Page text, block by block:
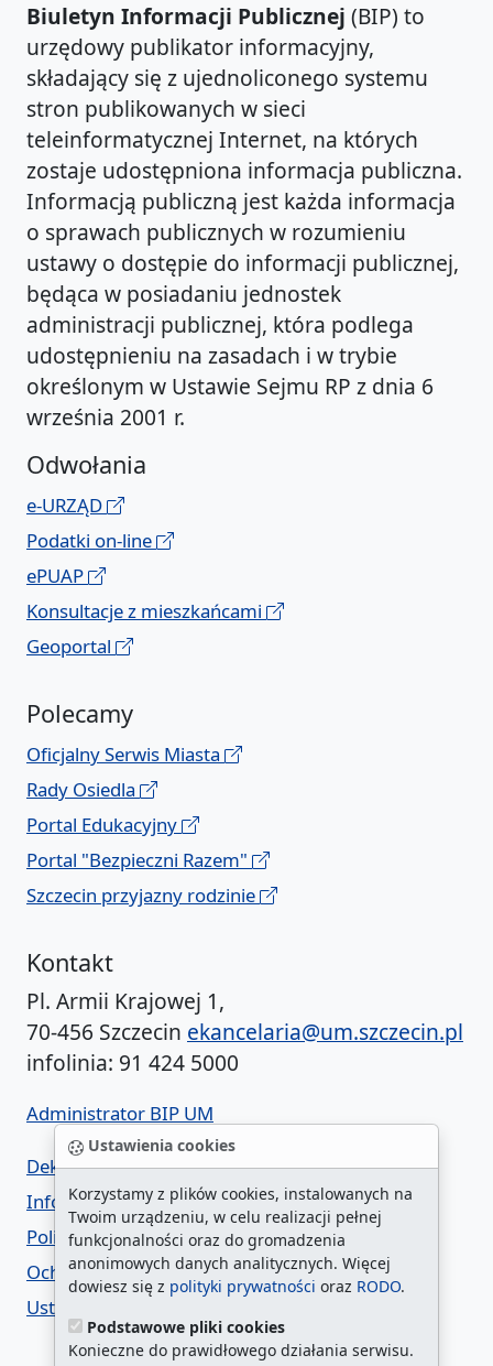
Ustawienia cookies
Korzystamy z plików cookies, instalowanych na
Twoim urządzeniu, w celu realizacji pełnej
funkcjonalności oraz do gromadzenia
anonimowych danych analitycznych. Więcej
dowiesz się z polityki prywatności oraz RODO.
Podstawowe pliki cookies
Konieczne do prawidłowego działania serwisu.
Biuletyn Informacji Publicznej (BIP) to
urzędowy publikator informacyjny,
składający się z ujednoliconego systemu
stron publikowanych w sieci
teleinformatycznej Internet, na których
zostaje udostępniona informacja publiczna.
Informacją publiczną jest każda informacja
o sprawach publicznych w rozumieniu
ustawy o dostępie do informacji publicznej,
będąca w posiadaniu jednostek
administracji publicznej, która podlega
udostępnieniu na zasadach i w trybie
określonym w Ustawie Sejmu RP z dnia 6
września 2001 r.
Odwołania
e-URZĄD
Podatki on-line
ePUAP
Konsultacje z mieszkańcami
Geoportal
Polecamy
Oficjalny Serwis Miasta
Rady Osiedla
Portal Edukacyjny
Portal "Bezpieczni Razem"
Szczecin przyjazny rodzinie
Kontakt
Pl. Armii Krajowej 1,
70-456 Szczecin ekancelaria@um.szczecin.pl
infolinia: 91 424 5000
Administrator BIP UM
Deklaracja dostępności
Informacja o urzędzie w ETR
Polityka prywatności
Ochrona danych osobowych
Ustawienia cookies